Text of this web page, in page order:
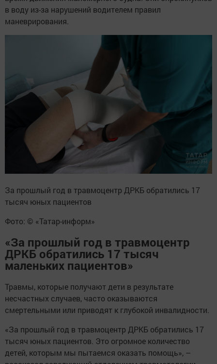
в воду из-за нарушений водителем правил
маневрирования.
За прошлый год в травмоцентр ДРКБ обратились 17
тысяч юных пациентов
Фото: © «Татар-информ»
«За прошлый год в травмоцентр
ДРКБ обратились 17 тысяч
маленьких пациентов»
Травмы, которые получают дети в результате
несчастных случаев, часто оказываются
смертельными или приводят к глубокой инвалидности.
«За прошлый год в травмоцентр ДРКБ обратились 17
тысяч юных пациентов. Это огромное количество
детей, которым мы пытаемся оказать помощь», –